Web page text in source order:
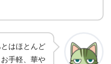
はほとんど
手軽、華や